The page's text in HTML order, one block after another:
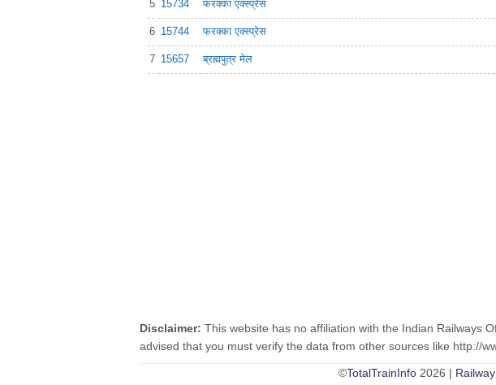
5 15734 फरक्का एक्स्प्रेस
6 15744 फरक्का एक्स्प्रेस
7 15657 ब्रह्मपुत्र मेल
Disclaimer: This website has no affiliation with the Indian Railways
advised that you must verify the data from other sources like http://
©TotalTrainInfo 2026 |